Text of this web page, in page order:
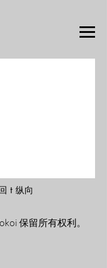
t 纵向
保留所有权利。